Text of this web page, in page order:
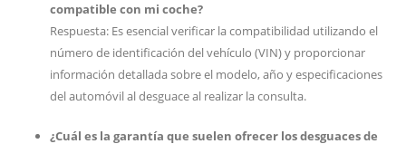
compatible con mi coche?
Respuesta: Es esencial verificar la compatibilidad utilizando el
número de identificación del vehículo (VIN) y proporcionar
información detallada sobre el modelo, año y especificaciones
del automóvil al desguace al realizar la consulta.
¿Cuál es la garantía que suelen ofrecer los desguaces de